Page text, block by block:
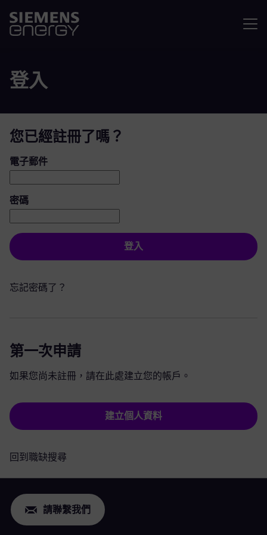
登入
您已經註冊了嗎？
登入：使用者和密碼
電子郵件
密碼
登入
忘記密碼了？
第一次申請
如果您尚未註冊，請在此處建立您的帳戶。
建立個人資料
回到職缺搜尋
請聯繫我們